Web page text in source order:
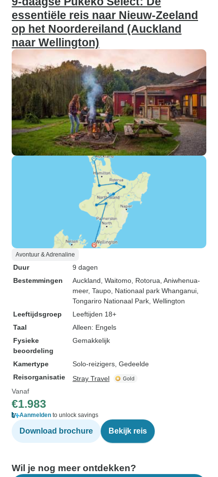
essentiële reis naar Nieuw-Zeeland
op het Noordereiland (Auckland
naar Wellington)
Avontuur & Adrenaline
Duur
9 dagen
Bestemmingen
Auckland , Waitomo , Rotorua , Aniwhenua-
meer, Taupo , Nationaal park Whanganui
Tongariro Nationaal Park , Wellington
Leeftijdsgroep
Leeftijden 18+
Taal
Alleen: Engels
Fysieke
beoordeling
Gemakkelijk
Kamertype
Solo-reizigers, Gedeelde
Reisorganisatie
Stray Travel
Vanaf
€1.983
Aanmelden to unlock savings
Download brochure Bekijk reis
Wil je nog meer ontdekken?